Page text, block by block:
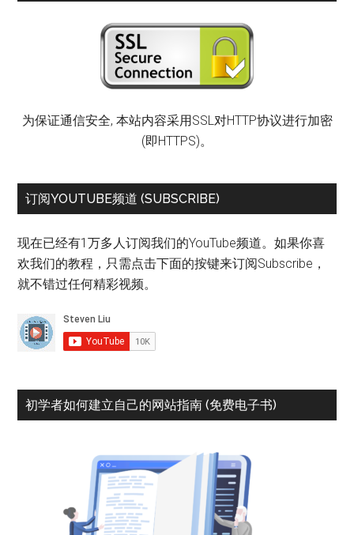
为保证通信安全, 本站内容采用SSL对HTTP协议进行加密
(即HTTPS)。
订阅YOUTUBE频道 (SUBSCRIBE)
现在已经有1万多人订阅我们的YouTube频道。如果你喜
欢我们的教程，只需点击下面的按键来订阅Subscribe，
就不错过任何精彩视频。
初学者如何建立自己的网站指南 (免费电子书)